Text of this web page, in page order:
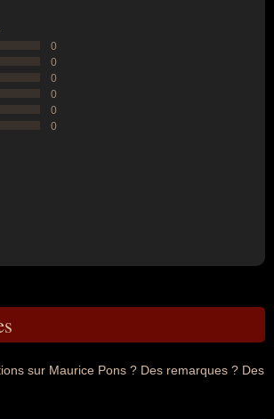
0
0
0
0
0
0
sur Maurice Pons ? Des remarques ? Des